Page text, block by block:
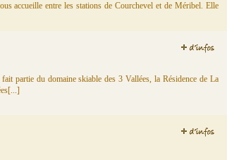
accueille entre les stations de Courchevel et de Méribel. Elle
partie du domaine skiable des 3 Vallées, la Résidence de La